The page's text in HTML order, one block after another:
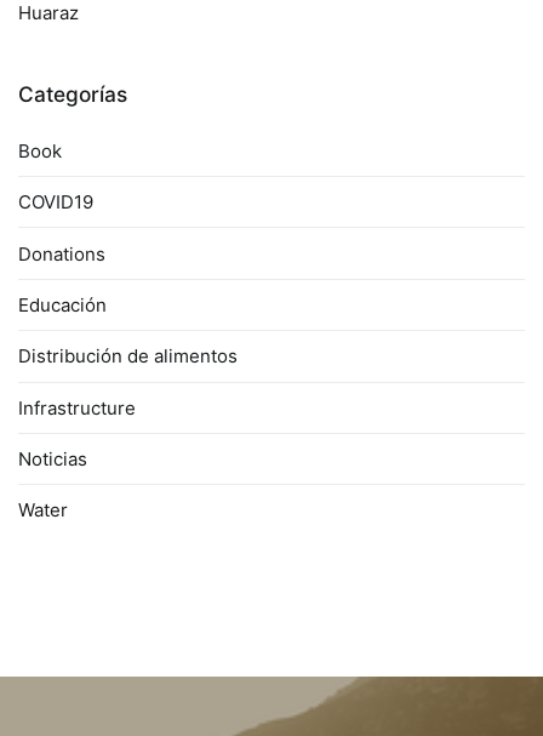
Huaraz
Categorías
Book
COVID19
Donations
Educación
Distribución de alimentos
Infrastructure
Noticias
Water